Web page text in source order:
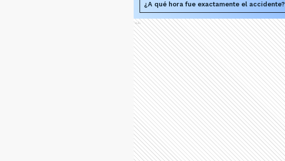
¿A qué hora fue exactamente el accidente?
Ads